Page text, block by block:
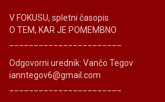
V FOKUSU, spletni časopis
O TEM, KAR JE POMEMBNO
Odgovorni urednik: Vančo Tegov
ianntegov6@gmail.com